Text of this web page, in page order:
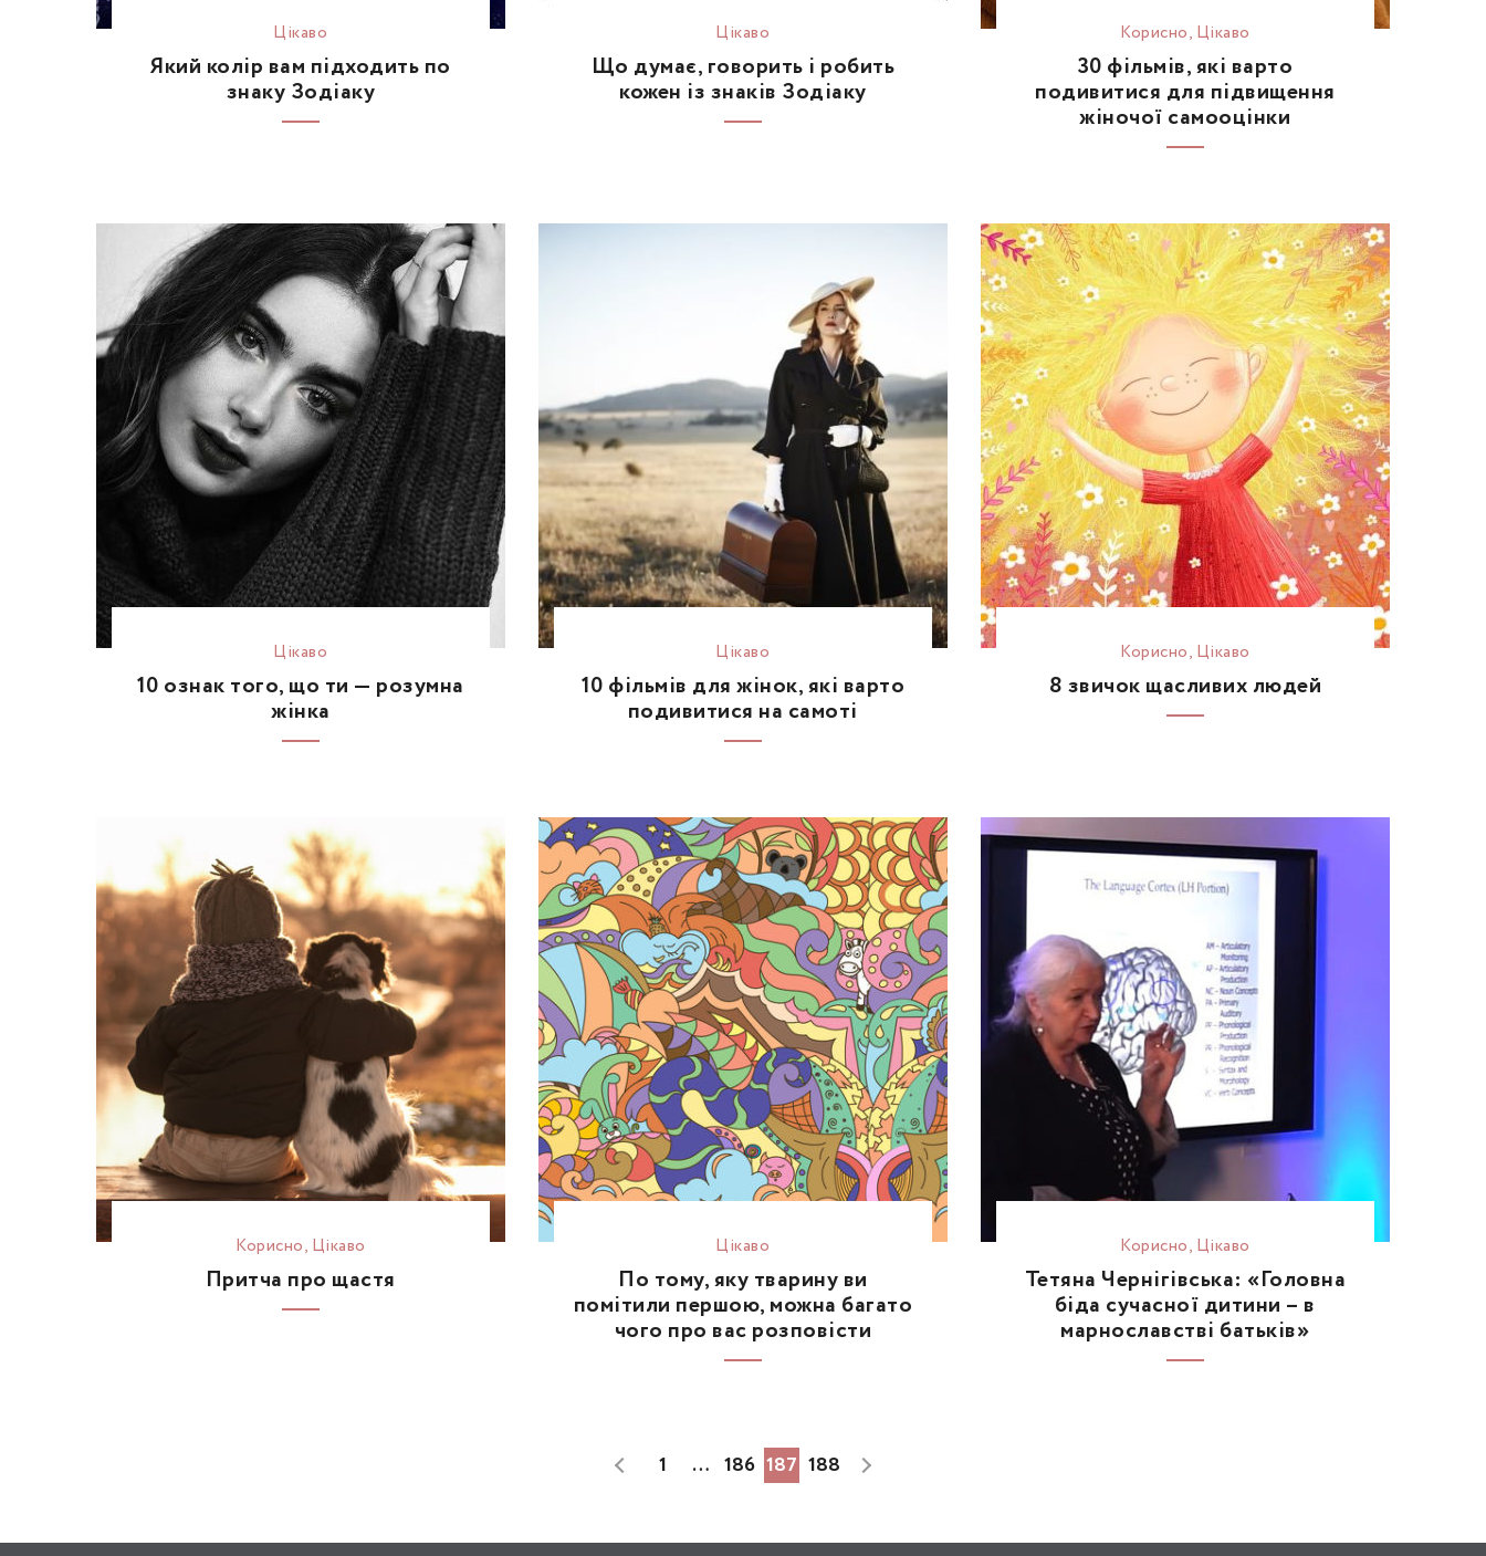
Цікаво
Який колір вам підходить по
знаку Зодіаку
Цікаво
Що думає, говорить і робить
кожен із знаків Зодіаку
Корисно, Цікаво
30 фільмів, які варто
подивитися для підвищення
жіночої самооцінки
Цікаво
10 ознак того, що ти — розумна
жінка
Цікаво
10 фільмів для жінок, які варто
подивитися на самоті
Корисно, Цікаво
8 звичок щасливих людей
Корисно, Цікаво
Притча про щастя
Цікаво
По тому, яку тварину ви
помітили першою, можна багато
чого про вас розповісти
Корисно, Цікаво
Тетяна Чернігівська: «Головна
біда сучасної дитини – в
марнославстві батьків»
1 … 186 187 188